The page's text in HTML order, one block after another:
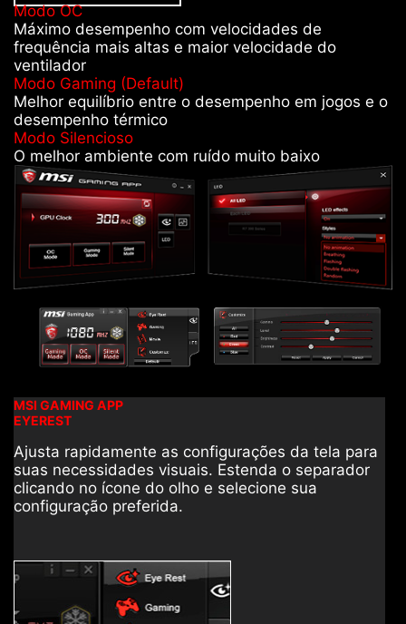
Modo OC
Máximo desempenho com velocidades de
frequência mais altas e maior velocidade do
ventilador
Modo Gaming (Default)
Melhor equilíbrio entre o desempenho em jogos e o
desempenho térmico
Modo Silencioso
O melhor ambiente com ruído muito baixo
MSI GAMING APP
EYEREST
Ajusta rapidamente as configurações da tela para
suas necessidades visuais. Estenda o separador
clicando no ícone do olho e selecione sua
configuração preferida.